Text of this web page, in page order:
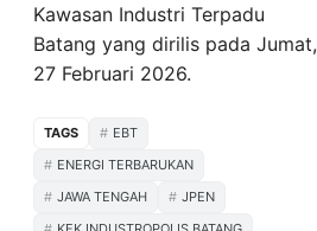
Kawasan Industri Terpadu
Batang yang dirilis pada Jumat,
27 Februari 2026.
TAGS
EBT
ENERGI TERBARUKAN
JAWA TENGAH
JPEN